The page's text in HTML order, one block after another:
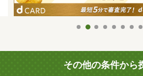
その他の条件から